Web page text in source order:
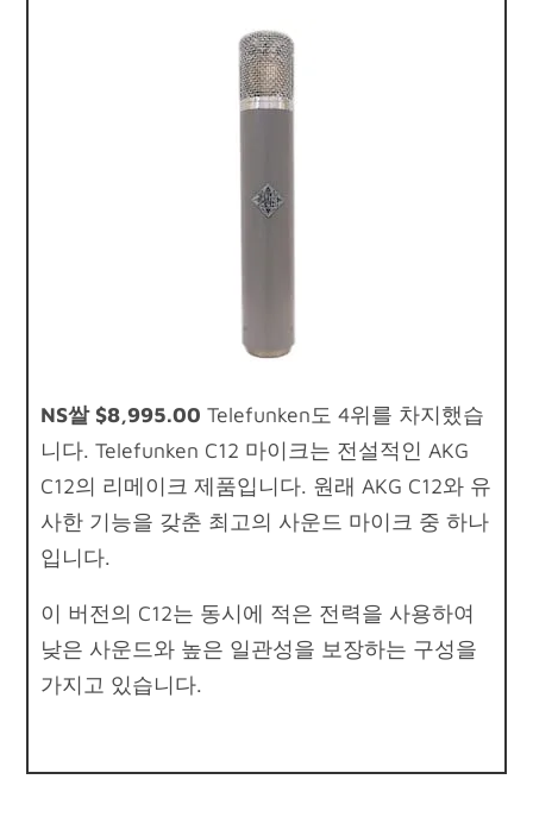
NS쌀 $8,995.00 Telefunken도 4위를 차지했습
니다. Telefunken C12 마이크는 전설적인 AKG
C12의 리메이크 제품입니다. 원래 AKG C12와 유
사한 기능을 갖춘 최고의 사운드 마이크 중 하나
입니다.
이 버전의 C12는 동시에 적은 전력을 사용하여
낮은 사운드와 높은 일관성을 보장하는 구성을
가지고 있습니다.